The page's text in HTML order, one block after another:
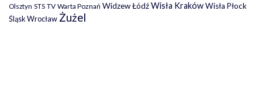
Olsztyn STS TV Warta Poznań Widzew ŁódźWisła KrakówWisła Płock
Śląsk WrocławŻużel